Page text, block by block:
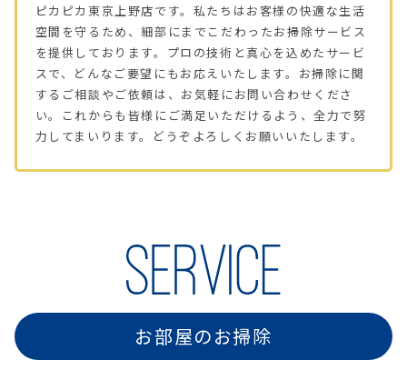
ピカピカ東京上野店です。私たちはお客様の快適な生活
空間を守るため、細部にまでこだわったお掃除サービス
を提供しております。プロの技術と真心を込めたサービ
スで、どんなご要望にもお応えいたします。お掃除に関
するご相談やご依頼は、お気軽にお問い合わせくださ
い。これからも皆様にご満足いただけるよう、全力で努
力してまいります。どうぞよろしくお願いいたします。
お部屋のお掃除